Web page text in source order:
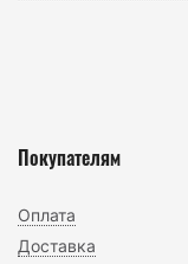
Покупателям
Оплата
Доставка